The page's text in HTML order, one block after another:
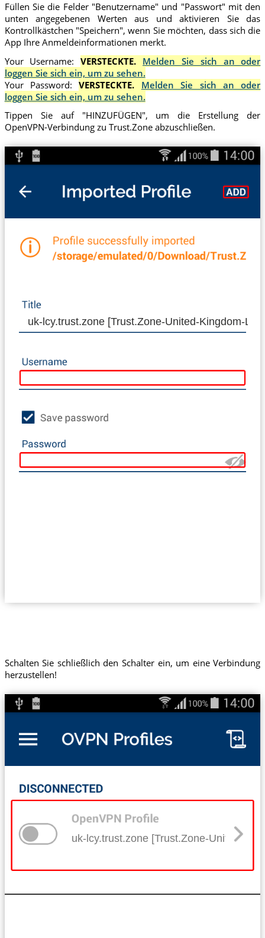
Füllen Sie die Felder "Benutzername" und "Passwort" mit den
unten angegebenen Werten aus und aktivieren Sie das
Kontrollkästchen "Speichern", wenn Sie möchten, dass sich die
App Ihre Anmeldeinformationen merkt.
Your Username:VERSTECKTE. Melden Sie sich an oder
loggen Sie sich ein, um zu sehen.
Your Password:VERSTECKTE. Melden Sie sich an oder
loggen Sie sich ein, um zu sehen.
Tippen Sie auf "HINZUFÜGEN", um die Erstellung der
OpenVPN-Verbindung zu Trust.Zone abzuschließen.
uk-lcy.trust.zone [Trust.Zone-United-Kingdom-
Schalten Sie schließlich den Schalter ein, um eine Verbindung
herzustellen!
uk-lcy.trust.zone [Trust.Zone-United-